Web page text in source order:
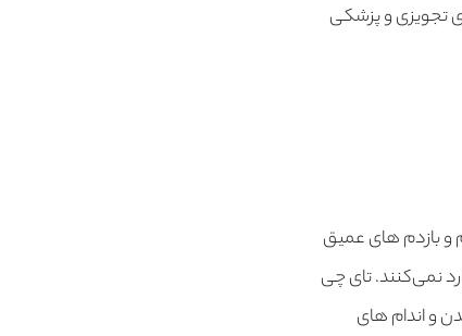
تجویزی و پزشکی
بازدم های عمیق
نمی‌کنند. تای چی
و اندام های